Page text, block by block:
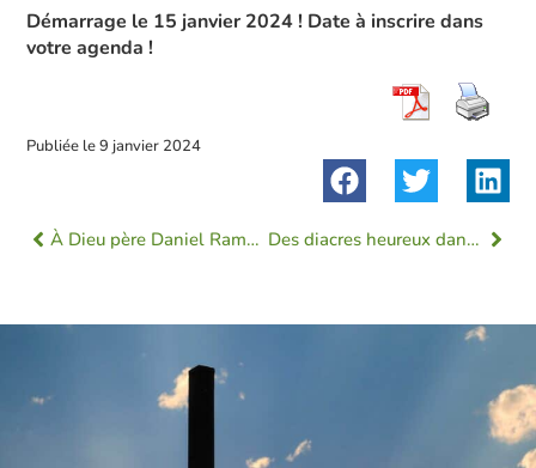
Démarrage le 15 janvier 2024 ! Date à inscrire dans
votre agenda !
Publiée le9 janvier 2024
À Dieu père Daniel Rambure Des diacres heureux dans leur mission